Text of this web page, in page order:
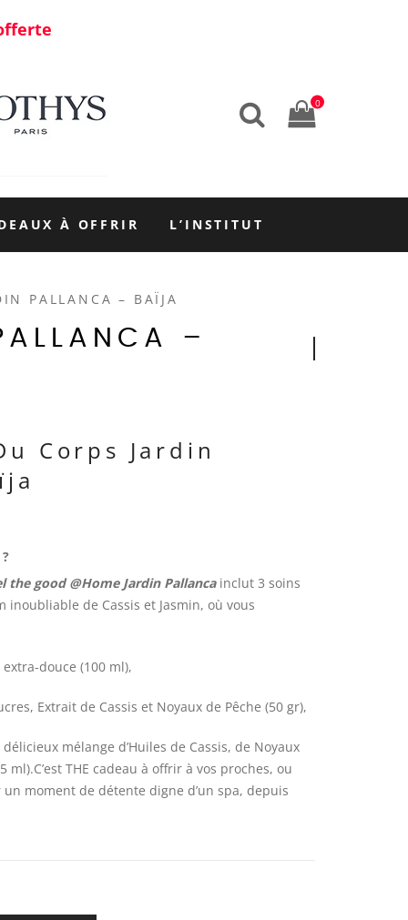
0
À OFFRIR L’INSTITUT
PALLANCA – BAÏJA
–
Corps Jardin
the good @Home Jardin Pallancainclut 3 soins
de Cassis et Jasmin, où vous
extra-douce (100 ml),
Extrait de Cassis et Noyaux de Pêche (50 gr),
mélange d’Huiles de Cassis, de Noyaux
ml).C’est THE cadeau à offrir à vos proches, ou
moment de détente digne d’un spa, depuis